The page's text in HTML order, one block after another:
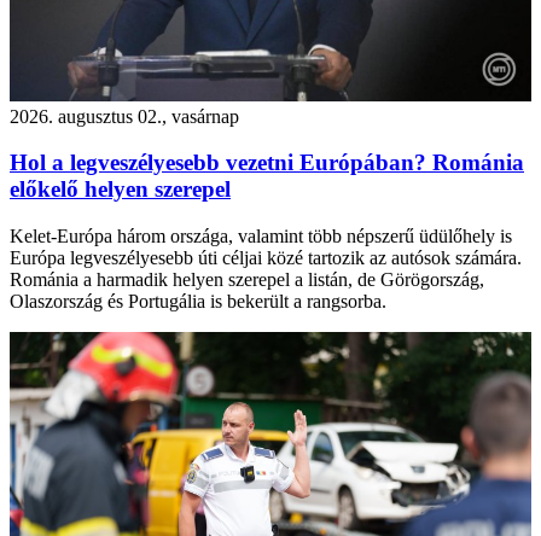
2026. augusztus 02., vasárnap
Hol a legveszélyesebb vezetni Európában? Románia
előkelő helyen szerepel
Kelet-Európa három országa, valamint több népszerű üdülőhely is
Európa legveszélyesebb úti céljai közé tartozik az autósok számára.
Románia a harmadik helyen szerepel a listán, de Görögország,
Olaszország és Portugália is bekerült a rangsorba.